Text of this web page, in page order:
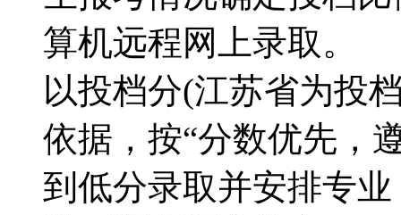
算机远程网上录取。
以投档分(江苏省为投
依据，按“分数优先，
到低分录取并安排专